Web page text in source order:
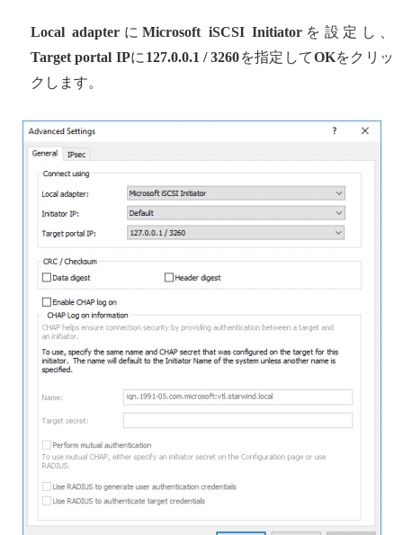
Local adapter にMicrosoft iSCSI Initiator を設定し、
Target portal IPに 127.0.0.1 / 3260を指定してOKをクリッ
クします。